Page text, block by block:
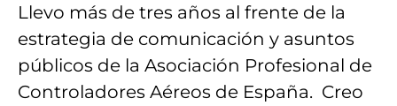
Llevo más de tres años al frente de la
estrategia de comunicación y asuntos
públicos de la Asociación Profesional de
Controladores Aéreos de España. Creo